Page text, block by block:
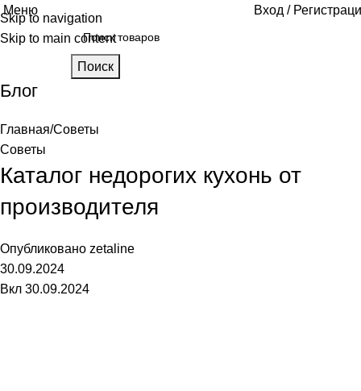
Skip to navigation
Skip to main content
Меню Вход /
Поиск
Блог
Главная Советы
Советы
Каталог недорогих кухонь от
производителя
Опубликовано zetaline
30.09.2024
Вкл 30.09.2024